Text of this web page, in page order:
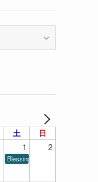
土 日
1 2
Blessings of Piano